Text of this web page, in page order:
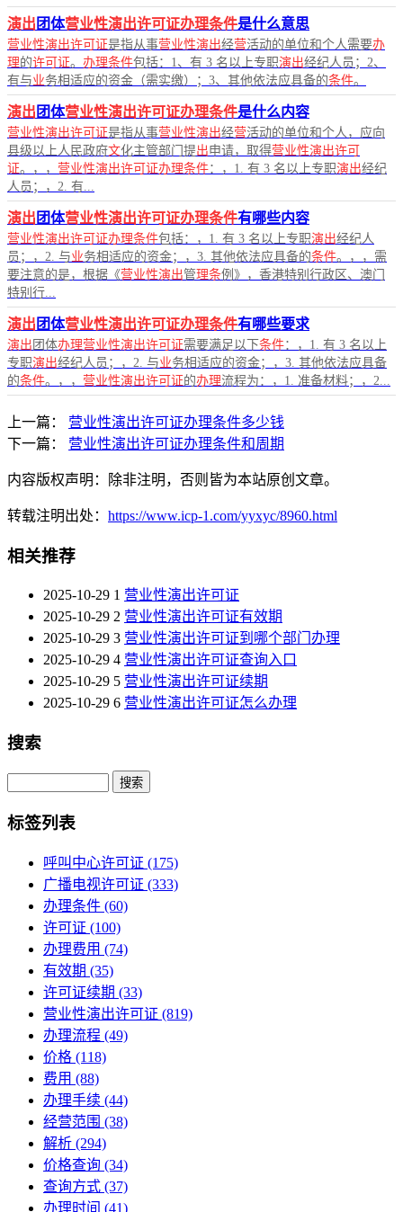
演出 团体营业性演出许可证办理条件是什么意思
营业性演出许可证是指从事营业性演出经营活动的单位和个人需要办
理的许可证。 办理条件包括：1、有 3 名以上专职演出经纪人员；2、
有与业务相适应的资金（需实缴）；3、其他依法应具备的条件。
演出 团体营业性演出许可证办理条件是什么内容
营业性演出许可证是指从事营业性演出经营活动的单位和个人，应向
县级以上人民政府文化主管部门提出 申请，取得营业性演出许可
证。，， 营业性演出许可证办理条件：，1. 有 3 名以上专职演出经纪
人员；，2. 有...
演出 团体营业性演出许可证办理条件有哪些内容
营业性演出许可证办理条件包括：，1. 有 3 名以上专职演出经纪人
员；，2. 与业务相适应的资金；，3. 其他依法应具备的条件。，，需
要注意的是，根据《营业性演出管理条例》，香港特别行政区、澳门
特别行...
演出 团体营业性演出许可证办理条件有哪些要求
演出 团体办理营业性演出许可证需要满足以下条件：，1. 有 3 名以上
专职演出经纪人员；，2. 与业务相适应的资金；，3. 其他依法应具备
的条件。，， 营业性演出许可证的办理流程为：，1. 准备材料；，2...
上一篇：
营业性演出许可证办理条件多少钱
下一篇：
营业性演出许可证办理条件和周期
内容版权声明：除非注明，否则皆为本站原创文章。
转载注明出处： https://www.icp-1.com/yyxyc/8960.html
相关推荐
2025-10-29 1 营业性演出许可证
2025-10-29 2 营业性演出许可证有效期
2025-10-29 3 营业性演出许可证到哪个部门办理
2025-10-29 4 营业性演出许可证查询入口
2025-10-29 5 营业性演出许可证续期
2025-10-29 6 营业性演出许可证怎么办理
搜索
Search
标签列表
呼叫中心许可证 (175)
广播电视许可证 (333)
办理条件 (60)
许可证 (100)
办理费用 (74)
有效期 (35)
许可证续期 (33)
营业性演出许可证 (819)
办理流程 (49)
价格 (118)
费用 (88)
办理手续 (44)
经营范围 (38)
解析 (294)
价格查询 (34)
查询方式 (37)
办理时间 (41)